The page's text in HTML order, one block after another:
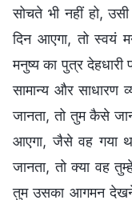
सोचते भी नहीं हो,
दिन आएगा, तो स्वयं
मनुष्य का पुत्र
सामान्य और साधारण
जानता, तो तुम कैसे
आएगा, जैसे वह गया
जानता, तो क्या वह
तुम उसका आगमन देखने